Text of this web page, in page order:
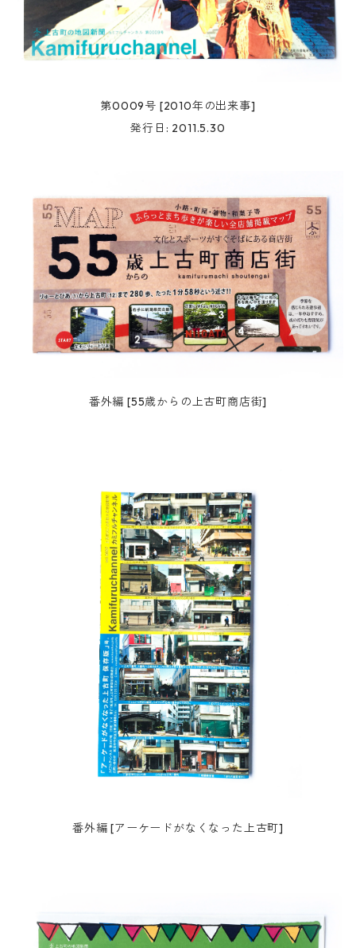
第0009号 [2010年の出来事]
発行日: 2011.5.30
番外編 [55歳からの上古町商店街]
番外編 [アーケードがなくなった上古町]